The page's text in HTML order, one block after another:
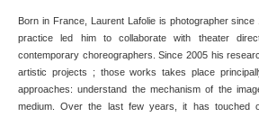
Born in France, Laurent Lafolie is photographer
practice led him to collaborate with theater
contemporary choreographers. Since 2005 his
artistic projects ; those works takes place
approaches: understand the mechanism of the
medium. Over the last few years, it has touched